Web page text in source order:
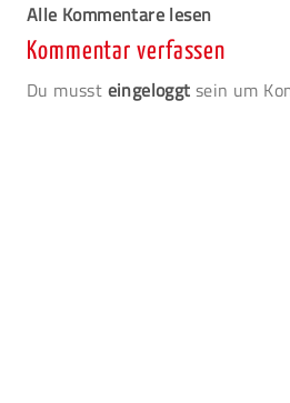
Alle Kommentare lesen
Kommentar verfassen
Du musst eingeloggt sein um